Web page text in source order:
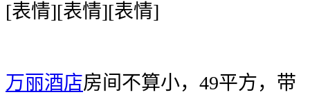
[表情][表情][表情]
万丽酒店房间不算小，49平方，带